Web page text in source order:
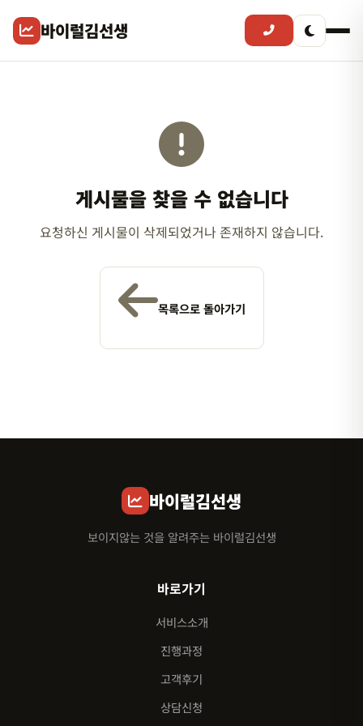
바이럴김선생
게시물을 찾을 수 없습니다
요청하신 게시물이 삭제되었거나 존재하지 않습니다.
목록으로 돌아가기
바이럴김선생
보이지않는 것을 알려주는 바이럴김선생
바로가기
서비스소개
진행과정
고객후기
상담신청